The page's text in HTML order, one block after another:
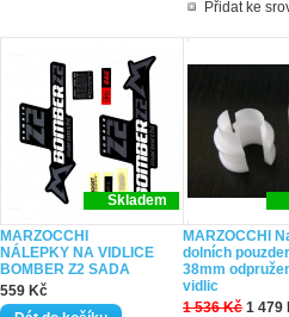
Přidat ke
Skladem
MARZOCCHI
NÁLEPKY NA VIDLICE
BOMBER Z2 SADA
559 Kč
MARZOCCHI
dolních
38mm
vidlic
1 536 Kč 1 479